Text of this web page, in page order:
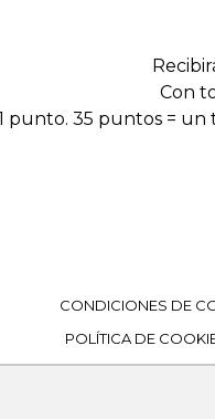
Con
punto. 35 puntos =
CONDICIONES DE
POLÍTICA DE